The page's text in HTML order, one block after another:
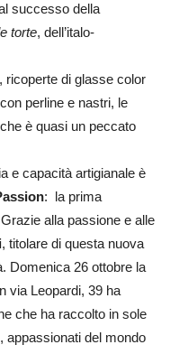
successo della
torte, dell’italo-
ricoperte di glasse color
perline e nastri, le
è quasi un peccato
e capacità artigianale è
: la prima
alla passione e alle
, titolare di questa nuova
Domenica 26 ottobre la
via Leopardi, 39 ha
che ha raccolto in sole
appassionati del mondo